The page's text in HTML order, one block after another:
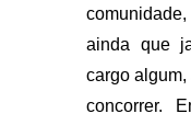
ainda que
cargo
concorrer.